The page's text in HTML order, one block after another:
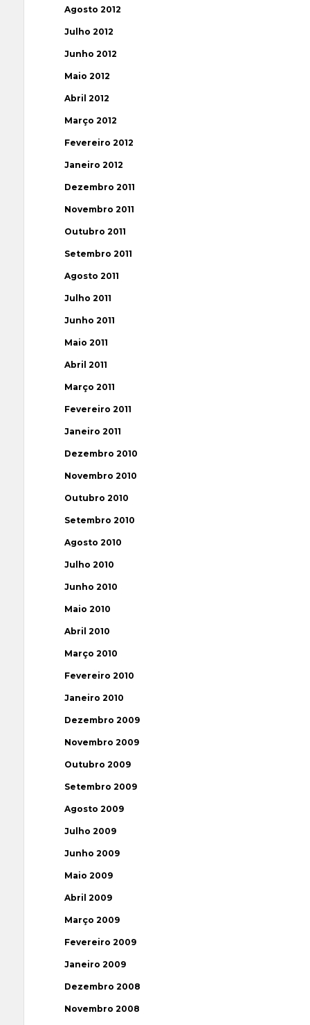
Agosto 2012
Julho 2012
Junho 2012
Maio 2012
Abril 2012
Março 2012
Fevereiro 2012
Janeiro 2012
Dezembro 2011
Novembro 2011
Outubro 2011
Setembro 2011
Agosto 2011
Julho 2011
Junho 2011
Maio 2011
Abril 2011
Março 2011
Fevereiro 2011
Janeiro 2011
Dezembro 2010
Novembro 2010
Outubro 2010
Setembro 2010
Agosto 2010
Julho 2010
Junho 2010
Maio 2010
Abril 2010
Março 2010
Fevereiro 2010
Janeiro 2010
Dezembro 2009
Novembro 2009
Outubro 2009
Setembro 2009
Agosto 2009
Julho 2009
Junho 2009
Maio 2009
Abril 2009
Março 2009
Fevereiro 2009
Janeiro 2009
Dezembro 2008
Novembro 2008